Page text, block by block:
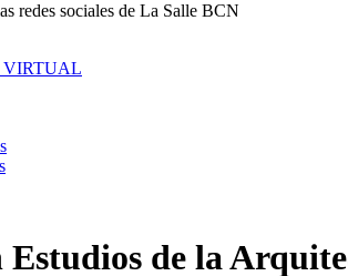
redes sociales de La Salle BCN
VIRTUAL
Estudios de la